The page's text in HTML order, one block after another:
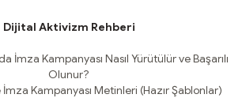
Dijital Aktivizm Rehberi
İmza Kampanyası Nasıl Yürütülür ve Başarılı
Olunur?
Kampanyası Metinleri (Hazır Şablonlar)